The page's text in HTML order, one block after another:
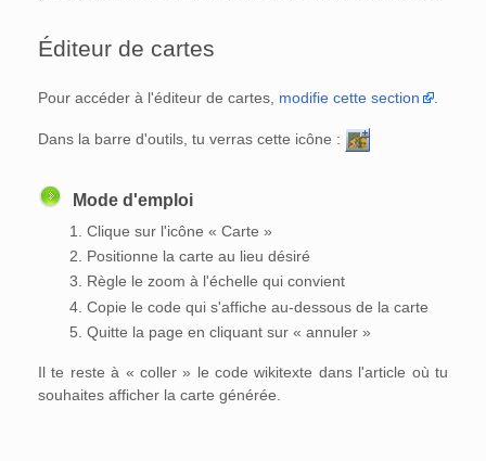
Éditeur de cartes
Pour accéder à l'éditeur de cartes, modifie cette section
Dans la barre d'outils, tu verras cette icône :
Mode d'emploi
Clique sur l'icône « Carte »
Positionne la carte au lieu désiré
Règle le zoom à l'échelle qui convient
Copie le code qui s'affiche au-dessous de la carte
Quitte la page en cliquant sur « annuler »
Il te reste à « coller » le code wikitexte dans l'article où tu
souhaites afficher la carte générée.